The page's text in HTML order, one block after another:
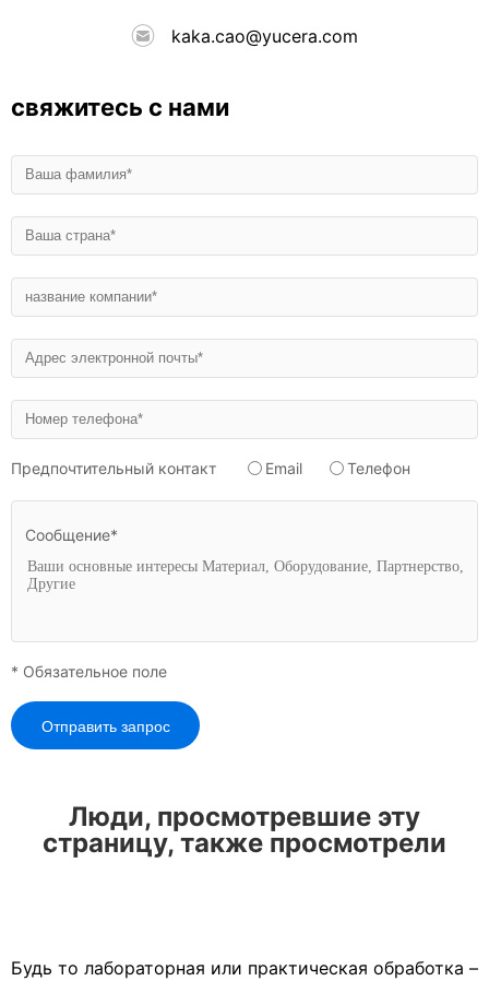
kaka.cao@yucera.com
свяжитесь с нами
Предпочтительный контакт Email Телефон
Сообщение*
* Обязательное поле
Отправить запрос
Люди, просмотревшие эту
страницу, также просмотрели
Будь то лабораторная или практическая обработка –